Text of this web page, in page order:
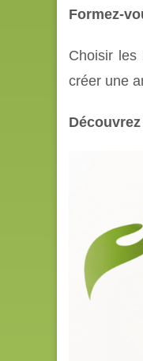
Formez-
Choisir les
créer une